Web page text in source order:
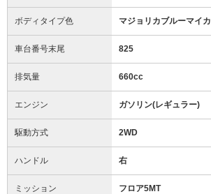
ボディタイプ色 マジョリカブルーマイ
車台番号末尾 825
排気量 660cc
エンジン ガソリン(レギュラー)
駆動方式 2WD
ハンドル 右
ミッション フロア5MT